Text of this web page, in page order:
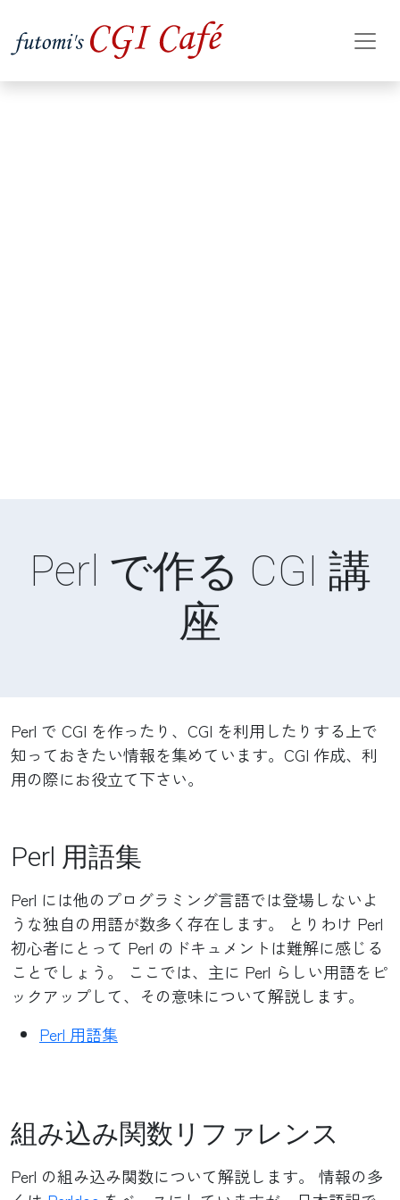
Perl で作る CGI 講
座
Perl で CGI を作ったり、CGI を利用したりする上で
知っておきたい情報を集めています。CGI 作成、利
用の際にお役立て下さい。
Perl 用語集
Perl には他のプログラミング言語では登場しないよ
うな独自の用語が数多く存在します。 とりわけ Perl
初心者にとって Perl のドキュメントは難解に感じる
ことでしょう。 ここでは、主に Perl らしい用語をピ
ックアップして、その意味について解説します。
Perl 用語集
組み込み関数リファレンス
Perl の組み込み関数について解説します。 情報の多